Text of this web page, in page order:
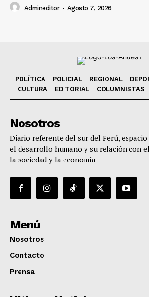
Admineditor - Agosto 7, 2026
POLÍTICA POLICIAL REGIONAL
CULTURA
EDITORIAL COLUMNISTAS
Nosotros
Diario referente del sur del Perú,
el desarrollo humano y su relación con
la sociedad y la economía
Menú
Nosotros
Contacto
Prensa